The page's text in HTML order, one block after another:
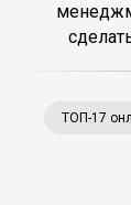
ТОП-17